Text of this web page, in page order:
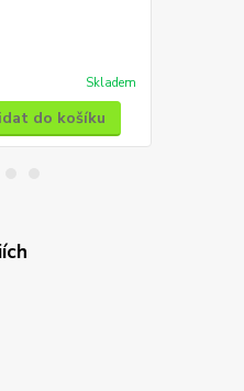
Skladem
do košíku